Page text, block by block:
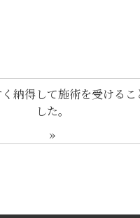
納得して施術を受けるこ
した。
»